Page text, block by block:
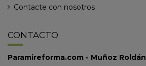
Contacte con nosotros
CONTACTO
Paramireforma.com - Muñoz